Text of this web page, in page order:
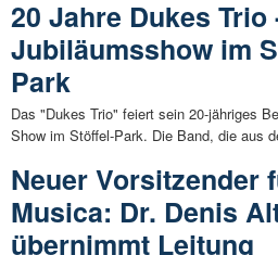
20 Jahre Dukes Trio
Jubiläumsshow im
Park
Das "Dukes Trio" feiert sein 20-jähriges
Show im Stöffel-Park. Die Band, die aus
Neuer Vorsitzender
Musica: Dr. Denis
übernimmt Leitung